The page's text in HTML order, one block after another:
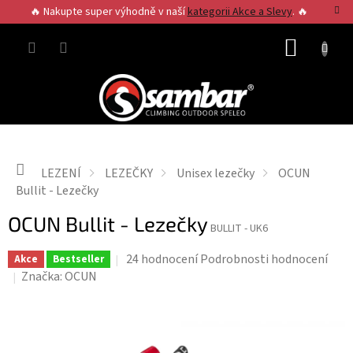
na
obsah
🔥 Nakupte super výhodně v našíkategorii Akce a Slevy. 🔥
Domů
LEZENÍ LEZEČKY Unisex lezečky
OCUN
Bullit - Lezečky
OCUN Bullit - Lezečky BULLIT - UK6
Akce Bestseller
Průměrné
24 hodnocení Podrobnosti hodnocení
Značka:OCUN